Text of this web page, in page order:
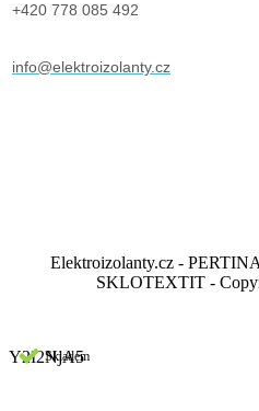
Skladem
+420 778 085 492
info@elektroizolanty.cz
Elektroizolanty.cz -
SKLOTEXTIT -
Y2I2NjA5